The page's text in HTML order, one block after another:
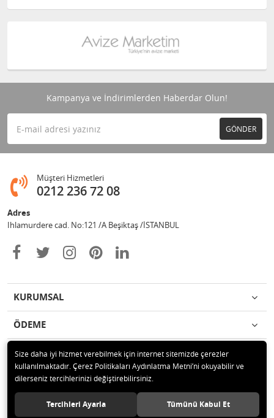
Kampanya ve İndirimlerden Haberdar Olun!
GÖNDER
Müşteri Hizmetleri
0212 236 72 08
Adres
Ihlamurdere cad. No:121 /A Beşiktaş /İSTANBUL
KURUMSAL
ÖDEME
İLETİŞİM
© 2020 Avize Marketim Tüm hakları saklıdır.
Size daha iyi hizmet verebilmek için internet sitemizde çerezler
kullanılmaktadır. Çerez Politikaları Aydınlatma Metni’ni okuyabilir ve
dilerseniz tercihlerinizi değiştirebilirsiniz.
Tercihleri Ayarla Tümünü Kabul Et